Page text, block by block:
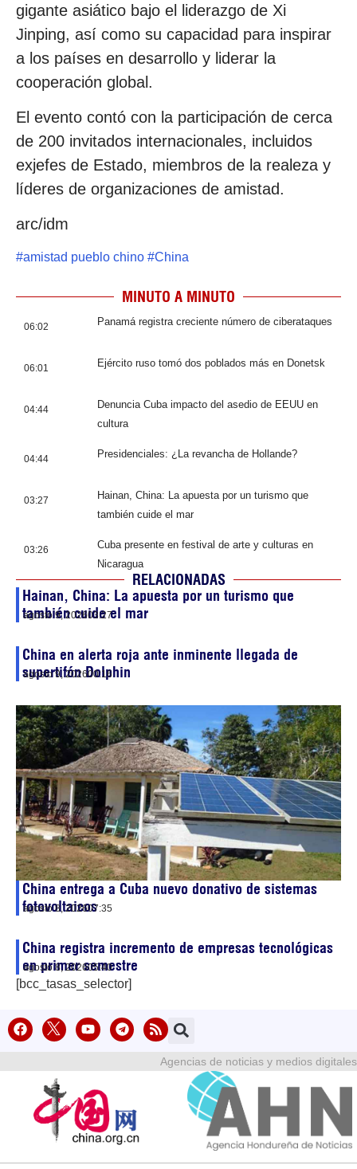
gigante asiático bajo el liderazgo de Xi
Jinping, así como su capacidad para inspirar
a los países en desarrollo y liderar la
cooperación global.
El evento contó con la participación de cerca
de 200 invitados internacionales, incluidos
exjefes de Estado, miembros de la realeza y
líderes de organizaciones de amistad.
arc/idm
#amistad pueblo chino #China
MINUTO A MINUTO
06:02 Panamá registra creciente número de ciberataques
06:01 Ejército ruso tomó dos poblados más en Donetsk
04:44
Denuncia Cuba impacto del asedio de EEUU en
cultura
04:44 Presidenciales: ¿La revancha de Hollande?
03:27
Hainan, China: La apuesta por un turismo que
también cuide el mar
03:26
Cuba presente en festival de arte y culturas en
Nicaragua
RELACIONADAS
Hainan, China: La apuesta por un turismo que
también cuide el mar
agosto 9, 202603:27
China en alerta roja ante inminente llegada de
supertifón Dolphin
agosto 9, 202600:16
China entrega a Cuba nuevo donativo de sistemas
fotovoltaicos
agosto 8, 202607:35
China registra incremento de empresas tecnológicas
en primer semestre
agosto 8, 202605:40
[bcc_tasas_selector]
Agencias de noticias y medios digitales